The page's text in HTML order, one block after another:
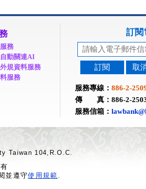
務
動關連AI
規資料服務
服務
訂閱
訂閱 取
服務專線： 886-2-
傳 真：886-2-
服務信箱：
Taiwan 104,R.O.C.
並遵守使用規範